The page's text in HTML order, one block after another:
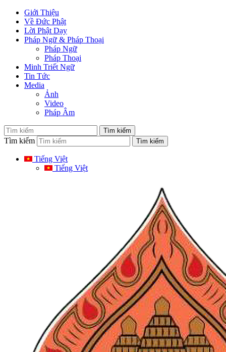
Giới Thiệu
Về Đức Phật
Lời Phật Dạy
Pháp Ngữ & Pháp Thoại
Pháp Ngữ
Pháp Thoại
Minh Triết Ngữ
Tin Tức
Media
Ảnh
Video
Pháp Âm
Tìm kiếm
Tiếng Việt
Tiếng Việt